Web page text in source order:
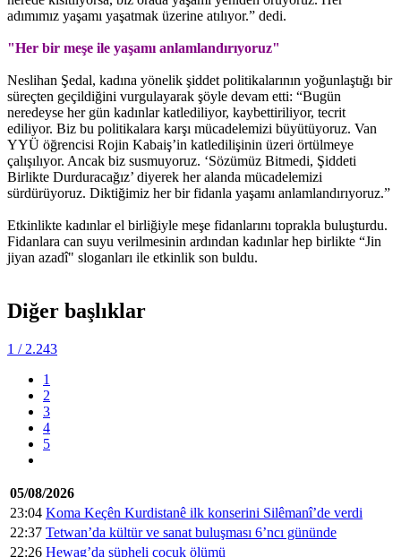
adımımız yaşamı yaşatmak üzerine atılıyor.” dedi.
"Her bir meşe ile yaşamı anlamlandırıyoruz"
Neslihan Şedal, kadına yönelik şiddet politikalarının yoğunlaştığı bir
süreçten geçildiğini vurgulayarak şöyle devam etti: “Bugün
neredeyse her gün kadınlar katlediliyor, kaybettiriliyor, tecrit
ediliyor. Biz bu politikalara karşı mücadelemizi büyütüyoruz. Van
YYÜ öğrencisi Rojin Kabaiş’in katledilişinin üzeri örtülmeye
çalışılıyor. Ancak biz susmuyoruz. ‘Sözümüz Bitmedi, Şiddeti
Birlikte Durduracağız’ diyerek her alanda mücadelemizi
sürdürüyoruz. Diktiğimiz her bir fidanla yaşamı anlamlandırıyoruz.”
Etkinlikte kadınlar el birliğiyle meşe fidanlarını toprakla buluşturdu.
Fidanlara can suyu verilmesinin ardından kadınlar hep birlikte “Jin
jiyan azadî" sloganları ile etkinlik son buldu.
Diğer başlıklar
1 / 2.243
1
2
3
4
5
05/08/2026
23:04 Koma Keçên Kurdistanê ilk konserini Silêmanî’de verdi
22:37 Tetwan’da kültür ve sanat buluşması 6’ncı gününde
22:26 Hewag’da şüpheli çocuk ölümü